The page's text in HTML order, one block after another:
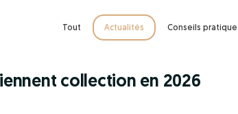
Tout Actualités Conseils
collection en 2026